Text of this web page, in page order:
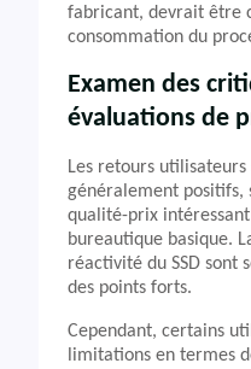
fabricant, devrait être
consommation du
Examen des
évaluations de
Les retours
généralement positifs,
qualité-prix
bureautique basique.
réactivité du SSD sont
des points forts.
Cependant, certains
limitations en termes